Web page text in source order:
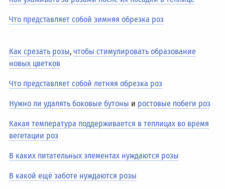
Что представляет собой зимняя обрезка роз
Как срезать розы,чтобы стимулировать образование
новых цветков
Что представляет собой летняя обрезка роз
Нужно ли удалять боковые бутоны и ростовые побеги роз
Какая температура поддерживается в теплицах во время
вегетации роз
В каких питательных элементах нуждаются розы
В какой ещё заботе нуждаются розы